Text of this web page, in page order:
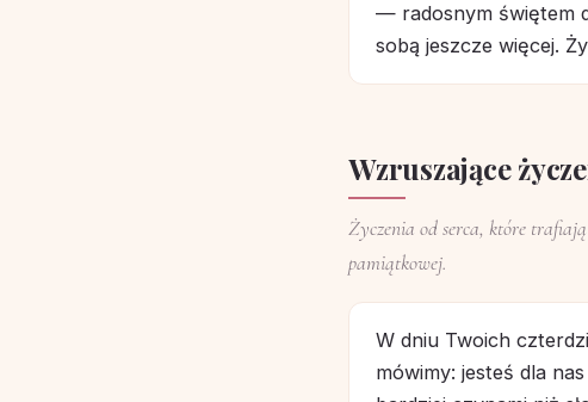
— radosnym świętem
sobą jeszcze więcej.
Wzruszające
Życzenia od serca, które
pamiątkowej.
W dniu Twoich
mówimy: jesteś dla